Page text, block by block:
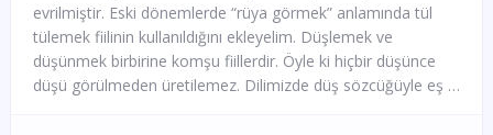
evrilmiştir. Eski dönemlerde “rüya görmek” anlamında tül
tülemek fiilinin kullanıldığını ekleyelim. Düşlemek ve
düşünmek birbirine komşu fiillerdir. Öyle ki hiçbir düşünce
düşü görülmeden üretilemez. Dilimizde düş sözcüğüyle eş …